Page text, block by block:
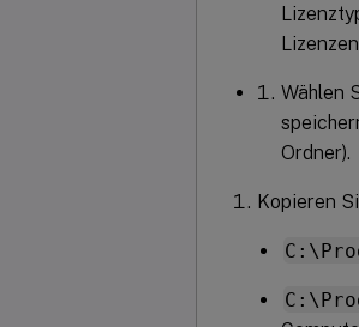
Wählen
Ordner).
Kopieren